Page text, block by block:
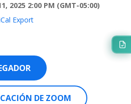
2025 2:00 PM (GMT-05:00)
Export
DE ZOOM